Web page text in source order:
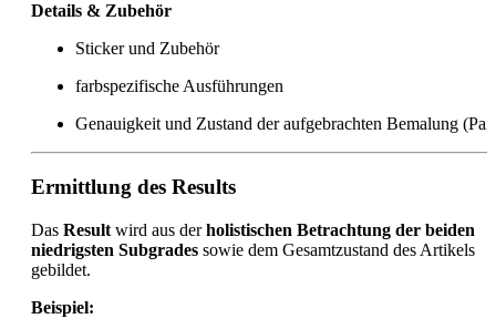
Details & Zubehör
Sticker und Zubehör
farbspezifische Ausführungen
Genauigkeit und Zustand der aufgebrachten Bemalung
Ermittlung des Results
Das Result wird aus derholistischen Betrachtung der beiden
niedrigsten Subgrades sowie dem Gesamtzustand des Artikels
gebildet.
Beispiel: